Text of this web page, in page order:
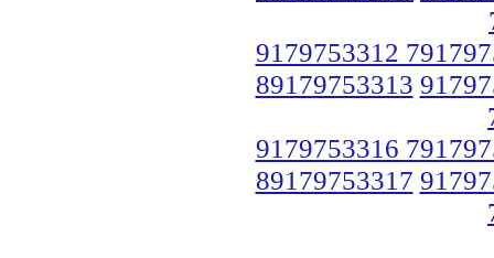
9179753312
89179753313
9179753316
89179753317